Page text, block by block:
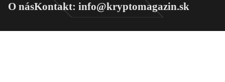
O násKontakt: info@kryptomagazin.sk